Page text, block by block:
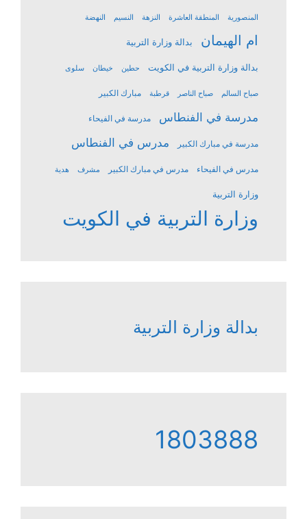
المنصورية المنطقة العاشرة النزهة النسيم النهضة
ام الهيمان بدالة وزارة التربية
بدالة وزارة التربية في الكويت حطين خيطان سلوى
صباح السالم صباح الناصر قرطبة مبارك الكبير
مدرسة في الفنطاس مدرسة في الفيحاء
مدرسة في مبارك الكبير مدرس في الفنطاس
مدرس في الفيحاء مدرس في مبارك الكبير مشرف هدية
وزارة التربية
وزارة التربية في الكويت
بدالة وزارة التربية
1803888